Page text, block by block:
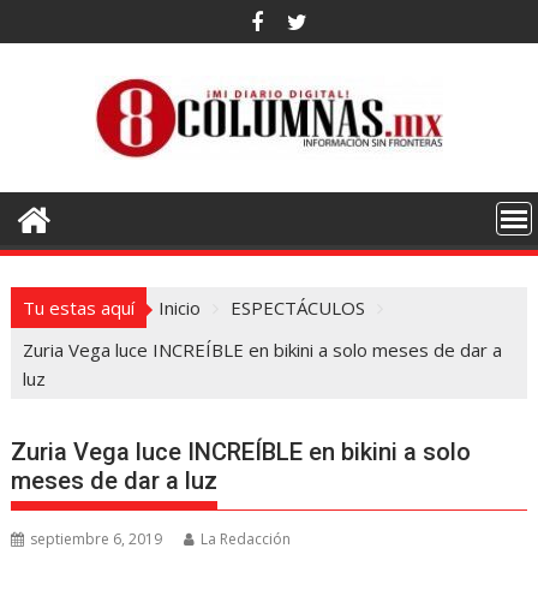
al
Tu estas aquí Inicio
ESPECTÁCULOS
Zuria Vega luce INCREÍBLE en bikini a solo meses de dar a
luz
Zuria Vega luce INCREÍBLE en bikini a solo
meses de dar a luz
septiembre 6, 2019 La Redacción